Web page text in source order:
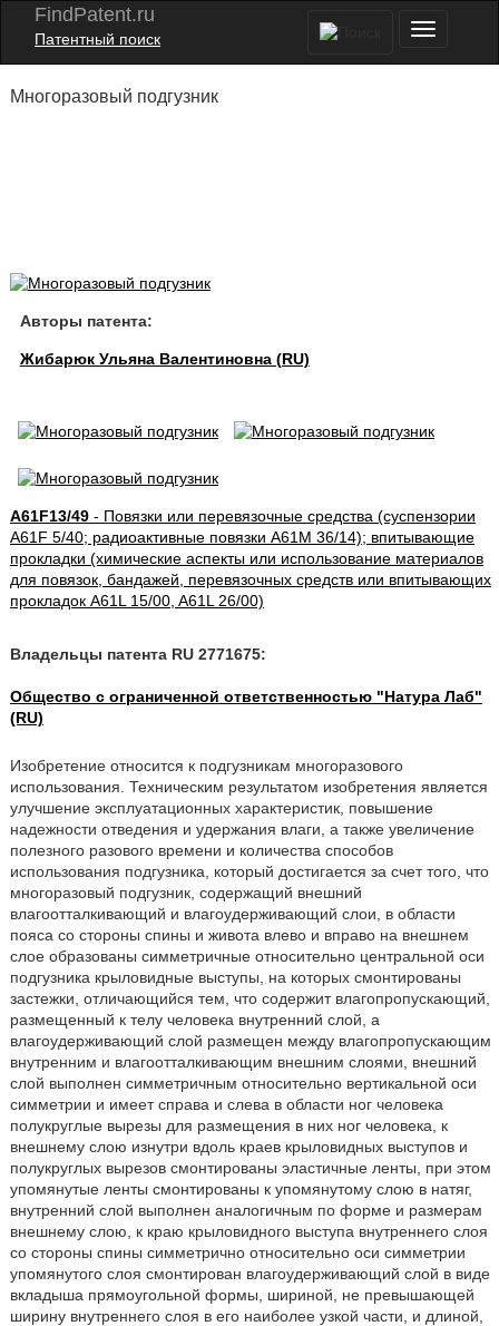
FindPatent.ru
Патентный поиск
Многоразовый подгузник
Авторы патента:
Жибарюк Ульяна Валентиновна (RU)
A61F13/49- Повязки или перевязочные средства (суспензории
A61F 5/40; радиоактивные повязки A61M 36/14); впитывающие
прокладки (химические аспекты или использование материалов
для повязок, бандажей, перевязочных средств или впитывающих
прокладок A61L 15/00, A61L 26/00)
Владельцы патента RU 2771675:
Общество с ограниченной ответственностью "Натура Лаб"
(RU)
Изобретение относится к подгузникам многоразового
использования. Техническим результатом изобретения является
улучшение эксплуатационных характеристик, повышение
надежности отведения и удержания влаги, а также увеличение
полезного разового времени и количества способов
использования подгузника, который достигается за счет того, что
многоразовый подгузник, содержащий внешний
влагоотталкивающий и влагоудерживающий слои, в области
пояса со стороны спины и живота влево и вправо на внешнем
слое образованы симметричные относительно центральной оси
подгузника крыловидные выступы, на которых смонтированы
застежки, отличающийся тем, что содержит влагопропускающий,
размещенный к телу человека внутренний слой, а
влагоудерживающий слой размещен между влагопропускающим
внутренним и влагоотталкивающим внешним слоями, внешний
слой выполнен симметричным относительно вертикальной оси
симметрии и имеет справа и слева в области ног человека
полукруглые вырезы для размещения в них ног человека, к
внешнему слою изнутри вдоль краев крыловидных выступов и
полукруглых вырезов смонтированы эластичные ленты, при этом
упомянутые ленты смонтированы к упомянутому слою в натяг,
внутренний слой выполнен аналогичным по форме и размерам
внешнему слою, к краю крыловидного выступа внутреннего слоя
со стороны спины симметрично относительно оси симметрии
упомянутого слоя смонтирован влагоудерживающий слой в виде
вкладыша прямоугольной формы, шириной, не превышающей
ширину внутреннего слоя в его наиболее узкой части, и длиной,